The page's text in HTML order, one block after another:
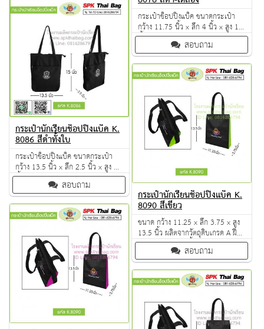
กระเป๋าช็อปปิ้งแบ็ค ขนาดกระเป๋า
กว้าง 11.75 นิ้ว x ลึก 4 นิ้ว x สูง 14
นิ้ว ผลิตจากวัตถุดิบเกรด A ฝีมือการ
เย็บดี ดูแลทุกขั้นตอน QC งาน 100%
จำนวนผลิตขั้นต่ำ 50 ใบ
สอบถาม
กระเป๋านักเรียนช็อปปิ้งแบ็ค K.
8086 สีดำทั้งใบ
กระเป๋าช็อปปิ้งแบ็ค ขนาดกระเป๋า
กว้าง 13.5 นิ้ว x ลึก 2.5 นิ้ว x สูง 15
นิ้ว ผลิตจากวัตถุดิบเกรด A ฝีมือการ
เย็บดี ดูแลทุกขั้นตอน QC งาน 100%
จำนวนผลิตขั้นต่ำ 50 ใบ
สอบถาม
กระเป๋านักเรียนช็อปปิ้งแบ็ค K.
8090 สีเขียว
ขนาด กว้าง 11.25 x ลึก 3.75 x สูง
13.5 นิ้ว ผลิตจากวัตถุดิบเกรด A ฝีมือ
การเย็บดี ดูแลทุกขั้นตอน QC งาน
100% จำนวนผลิตขั้นต่ำ 50 ใบ
สอบถาม